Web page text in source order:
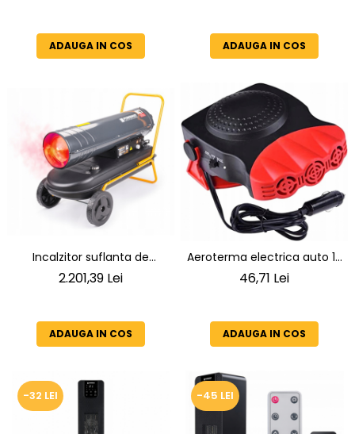
Scule Pneumatice
Suport motocicleta
Surubelnite
Tunuri de caldura si aeroteme
Utilaje constructie
ADAUGA IN COS ADAUGA IN COS
Incalzitor suflanta de
caldura pe motorina cu
2.201,39 Lei
ADAUGA IN COS
Aeroterma electrica auto 12
V 150 W mare
46,71 Lei
ADAUGA IN COS
-32 LEI -45 LEI